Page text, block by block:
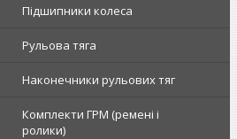
Підшипники колеса
Рульова тяга
Наконечники рульових тяг
Комплекти ГРМ (ремені і
ролики)